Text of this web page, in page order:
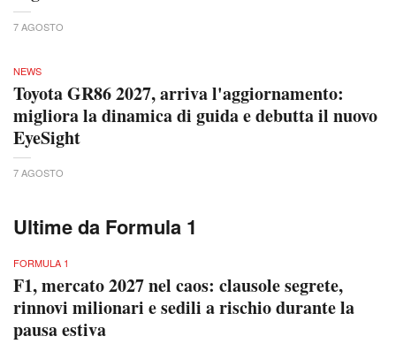
7 AGOSTO
NEWS
Toyota GR86 2027, arriva l'aggiornamento:
migliora la dinamica di guida e debutta il nuovo
EyeSight
7 AGOSTO
Ultime da Formula 1
FORMULA 1
F1, mercato 2027 nel caos: clausole segrete,
rinnovi milionari e sedili a rischio durante la
pausa estiva